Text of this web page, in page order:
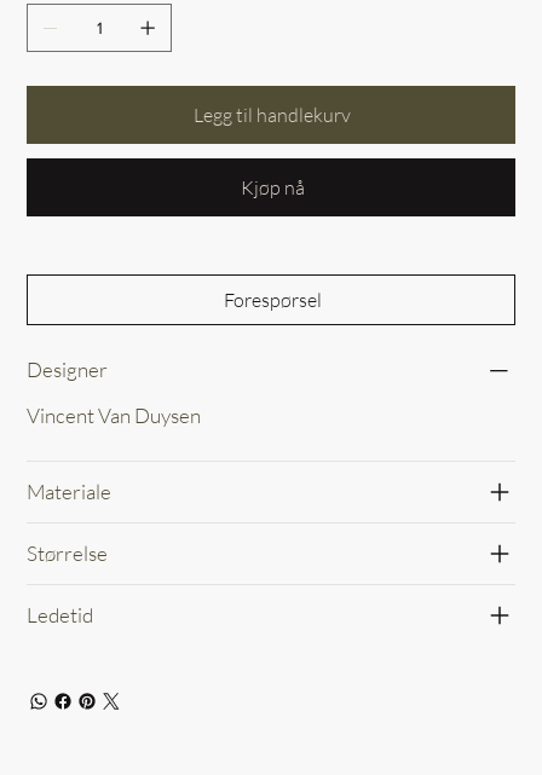
Legg til handlekurv
Kjøp nå
Forespørsel
Designer
Vincent Van Duysen
Materiale
Størrelse
Ledetid